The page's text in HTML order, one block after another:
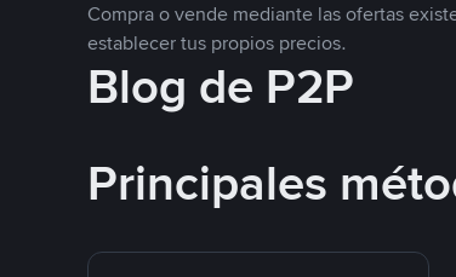
Compra o vende mediante las ofertas
establecer tus propios precios.
Blog de P2P
Principales